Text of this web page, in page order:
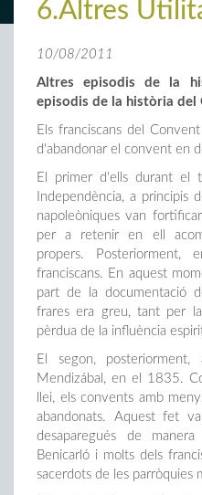
6.Altres
10/08/2011
Altres episodis de la
episodis de la història del
Els franciscans del
d'abandonar el convent en
El primer d'ells durant el
Independència, a principis
napoleòniques van
per a retenir en ell
propers.
franciscans. En aquest
part de la documentació
frares era greu, tant per
pèrdua de la influència
El segon,
Mendizábal, en el 1835.
llei, els convents amb
abandonats. Aquest fet
desaparegués de
Benicarló i molts dels
sacerdots de les parròquies